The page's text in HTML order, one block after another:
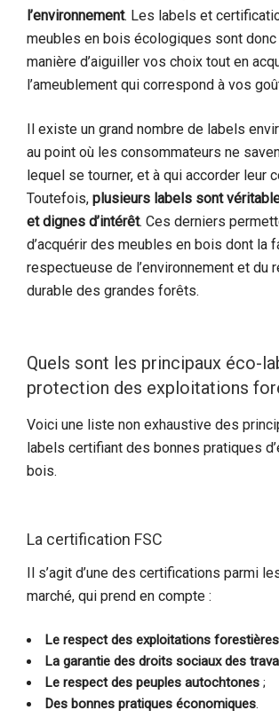
l’environnement. Les labels et
meubles en bois écologiques sont
manière d’aiguiller vos choix tout en
l’ameublement qui correspond à vos
Il existe un grand nombre de labels
au point où les consommateurs ne
lequel se tourner, et à qui accorder leur
Toutefois, plusieurs labels sont
et dignes d’intérêt. Ces derniers
d’acquérir des meubles en bois dont la
respectueuse de l’environnement et du
durable des grandes forêts.
Quels sont les principaux éco-
protection des exploitations
Voici une liste non exhaustive des
labels certifiant des bonnes pratiques
bois.
La certification FSC
Il s’agit d’une des certifications parmi
marché, qui prend en compte :
Le respect des exploitations forestières
La garantie des droits sociaux des
Le respect des peuples autochtones ;
Des bonnes pratiques économiques.